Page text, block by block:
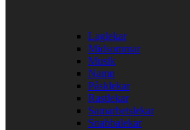
Laglekar
Midsommar
Musik
Namn
Påsklekar
Rastlekar
Samarbetslekar
Snabbalekar